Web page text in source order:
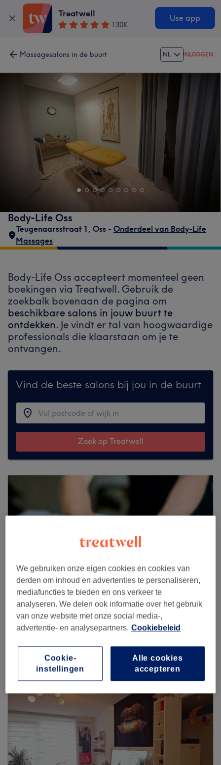
Treatwell
130K
Use app
Massagesalons in de buurt NL INLOGGEN
Body-Life Oss
Teugenaarsstraat 1, Oss - Onderdeel van Body-Life
Massages
Body-Life Oss accepteert momenteel geen
boekingen via Treatwell. Gebruik de
zoekbalk bovenaan de pagina om
beschikbare salons in jouw buurt te
ontdekken. Je vindt er tal van hoogwaardige
professionals die klaarstaan om je te
ontvangen.
Vind de beste salons bij jou in de buurt
Zoek op Treatwell
Kasira Massagetherapie
Hambakenwetering 18, 5231DC ‘s-Hertogenbosch
We gebruiken onze eigen cookies en cookies van
derden om inhoud en advertenties te personaliseren,
mediafuncties te bieden en ons verkeer te
analyseren. We delen ook informatie over het gebruik
van onze website met onze social media-,
advertentie- en analysepartners. Cookiebeleid
Alle cookies
accepteren
Cookie-
instellingen